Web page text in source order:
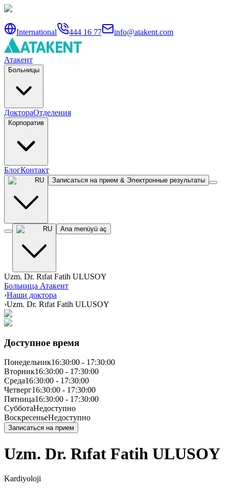
International 444 16 77 info@atakent.com
Атакент
Больницы
ДоктораОтделения
Корпоратив
БлогКонтакт
RU Записаться на прием & Электронные результаты
RU Ana menüyü aç
Uzm. Dr. Rıfat Fatih ULUSOY
Больница Атакент
›Наши доктора
›Uzm. Dr. Rıfat Fatih ULUSOY
Доступное время
Понедельник16:30:00 - 17:30:00
Вторник16:30:00 - 17:30:00
Среда16:30:00 - 17:30:00
Четверг16:30:00 - 17:30:00
Пятница16:30:00 - 17:30:00
СубботаНедоступно
ВоскресеньеНедоступно
Записаться на прием
Uzm. Dr. Rıfat Fatih ULUSOY
Kardiyoloji